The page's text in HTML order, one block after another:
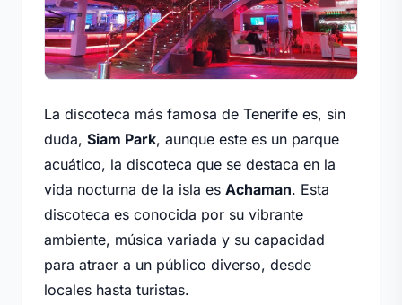
La discoteca más famosa de Tenerife es, sin
duda, Siam Park, aunque este es un parque
acuático, la discoteca que se destaca en la
vida nocturna de la isla es Achaman. Esta
discoteca es conocida por su vibrante
ambiente, música variada y su capacidad
para atraer a un público diverso, desde
locales hasta turistas.